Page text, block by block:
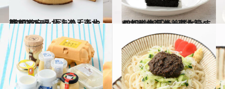
2017.11.13
47都道府県 極上の手みやげリスト ～北海道・東北篇2017～
グルメ 2017.9.17
47都道府県の美味しいすぐれもの 「チーズケーキ」～北海道・東北篇～
グルメ